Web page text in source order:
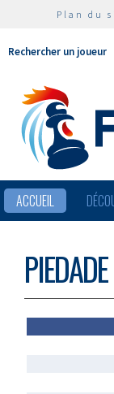
Plan du
Rechercher un joueur
ACCUEIL